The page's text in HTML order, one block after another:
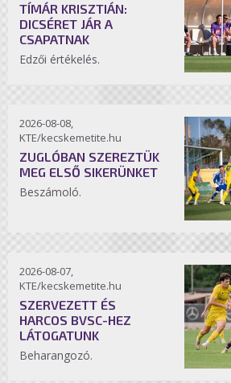
TÍMÁR KRISZTIÁN:
DICSÉRET JÁR A
CSAPATNAK
Edzői értékelés.
2026-08-08,
KTE/kecskemetite.hu
ZUGLÓBAN SZEREZTÜK
MEG ELSŐ SIKERÜNKET
Beszámoló.
2026-08-07,
KTE/kecskemetite.hu
SZERVEZETT ÉS
HARCOS BVSC-HEZ
LÁTOGATUNK
Beharangozó.